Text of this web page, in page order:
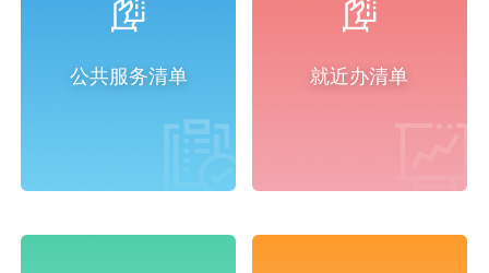
公共服务清单 就近办清单